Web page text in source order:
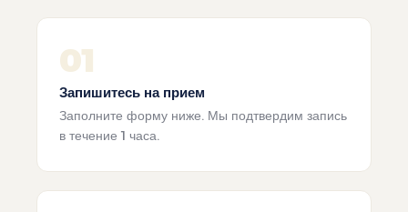
01
Запишитесь на прием
Заполните форму ниже. Мы подтвердим запись
в течение 1 часа.